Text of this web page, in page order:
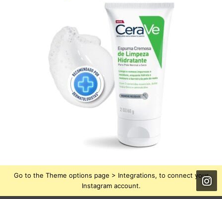
Go to the Theme options page > Integrations, to connect your
Instagram account.